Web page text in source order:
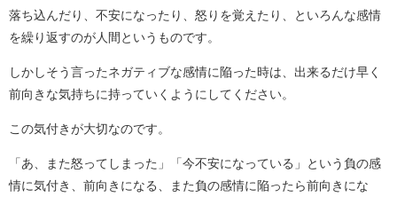
落ち込んだり、不安になったり、怒りを覚えたり、といろんな感情
を繰り返すのが人間というものです。
しかしそう言ったネガティブな感情に陥った時は、出来るだけ早く
前向きな気持ちに持っていくようにしてください。
この気付きが大切なのです。
「あ、また怒ってしまった」「今不安になっている」という負の感
情に気付き、前向きになる、また負の感情に陥ったら前向きにな